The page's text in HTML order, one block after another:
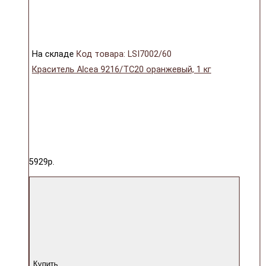
На складе Код товара: LSI7002/60
Краситель Alcea 9216/TC20 оранжевый, 1 кг
5929р.
Купить